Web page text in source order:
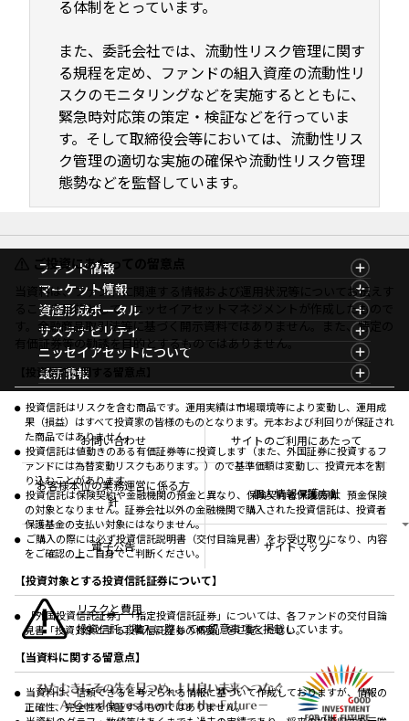
る体制をとっています。
また、委託会社では、流動性リスク管理に関す
る規程を定め、ファンドの組入資産の流動性リ
スクのモニタリングなどを実施するとともに、
緊急時対応策の策定・検証などを行っていま
す。そして取締役会等においては、流動性リス
ク管理の適切な実施の確保や流動性リスク管理
態勢などを監督しています。
ご投資にあたっての留意点
当資料は、ファンドに関連する情報および運用状況等についてお伝えす
ることを目的として、ニッセイアセットマネジメントが作成したもので
す。金融商品取引法等に基づく開示資料ではありません。また、特定の
有価証券等の勧誘を目的とするものではありません。
【投資信託に関する留意点】
投資信託はリスクを含む商品です。運用実績は市場環境等により変動し、運用成
果（損益）はすべて投資家の皆様のものとなります。元本および利回りが保証され
た商品ではありません。
投資信託は値動きのある有価証券等に投資します（また、外国証券に投資するフ
ァンドには為替変動リスクもあります。）ので基準価額は変動し、投資元本を割
り込むことがあります。
投資信託は保険契約や金融機関の預金と異なり、保険契約者保護機構、預金保険
の対象となりません。証券会社以外の金融機関で購入された投資信託は、投資者
保護基金の支払い対象にはなりません。
ご購入の際には必ず投資信託説明書（交付目論見書）をお受け取りになり、内容
をご確認の上ご自身でご判断ください。
【投資対象とする投資信託証券について】
「外国投資信託証券」「指定投資信託証券」については、各ファンドの交付目論
見書「投資対象とする投資信託証券の概要」をご覧ください。
【当資料に関する留意点】
当資料は、信頼できると考えられる情報に基づいて作成しておりますが、情報の
正確性、完全性を保証するものではありません。
ファンド情報
ファンド情報TOP
基準価額一覧
ファンド検索
ファンド比較
決算カレンダー
海外休日カレンダー
投資信託新商品のご案内
投資信託償還商品のご案内
ちょこっと3分！ファンドシアター
有価証券届出書の効力の発生の有無について
こだわりのインデックスファンド 購入・換金手数料
なしシリーズ
確定拠出年金について
マーケット情報
マーケット情報TOP
マーケット指数
マーケットレポート
コラム
ファンドレポート
資産形成ポータル
資産形成ポータルTOP
資産形成サービス
Nダイレクト
Goal Navi
資産形成サポート
NAMシティ
お問い合わせ
よくあるご質問
投資の教室
サステナビリティ
サステナビリティTOP
サステナビリティ経営
サステナブル投資
ニッセイアセットについて
ニッセイアセットについてTOP
会社情報
プレスリリース
受賞歴
方針・その他開示情報
採用情報
公式キャラクターのご紹介
最新情報
マーケットニュース
商品ニュース
おしらせ
メディアお問い合わせ サイトのご利用にあたって
お客様本位の業務運営に係る方
針
個人情報保護方針
電子公告 サイトマップ
リスクと費用
投資信託ご購入に際しての留意事項を掲載しています。